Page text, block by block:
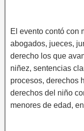
El evento contó con
abogados, jueces,
derecho los que
niñez, sentencias
procesos, derechos
derechos del niño
menores de edad,